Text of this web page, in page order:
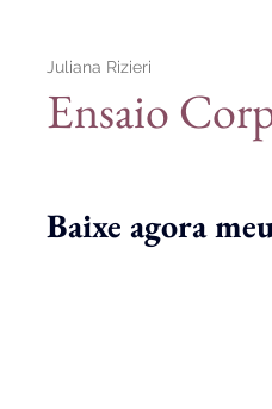
Branding
Ensaio
Juliana Rizieri
Baixe agora